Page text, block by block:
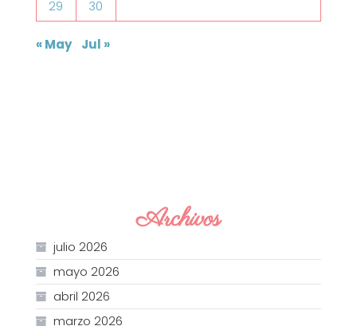
29 30
« May Jul »
Archivos
julio 2026
mayo 2026
abril 2026
marzo 2026